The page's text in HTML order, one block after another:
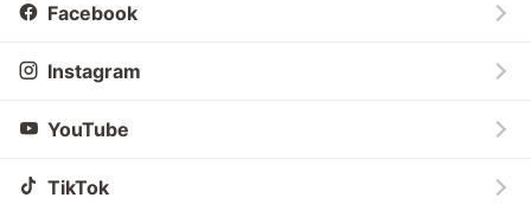
Facebook
Instagram
YouTube
TikTok